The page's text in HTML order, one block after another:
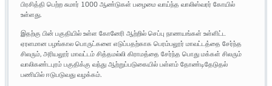
பிரசித்தி பெற்ற சுமார் 1000 ஆண்டுகள் பழைமை வாய்ந்த வாலிஸ்வரர் கோயில்
உள்ளது.
இதற்கு பின் பகுதியில் உள்ள கோனேரி ஆற்றில் செப்பு நாணயங்கள் உள்ளிட்ட
ஏரளமான பழங்கால பொருட்களை எடுப்பதற்காக பெரம்பலூர் மாவட்டத்தை சேர்ந்த
சிலரும், அரியலூர் மாவட்டம் சித்தமல்லி கிராமத்தை சேர்ந்த பொது மக்கள் சிலரும்
வாலிகண்டபுரம் பகுதிக்கு வந்து ஆற்றுப்படுகையில் பள்ளம் தோண்டிதேடுதல்
பணியில் ஈடுபடுவது வழக்கம்.